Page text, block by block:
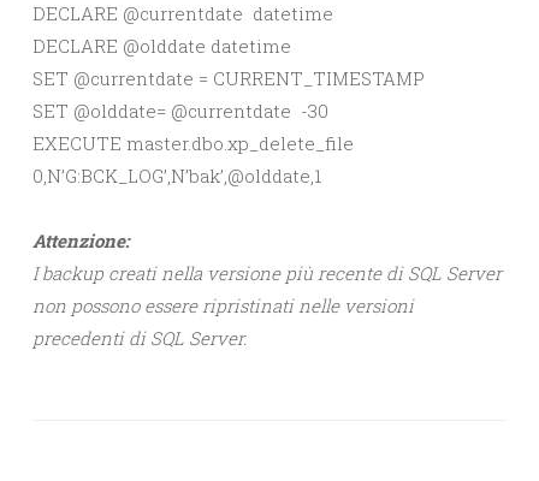
DECLARE @currentdate datetime
DECLARE @olddate datetime
SET @currentdate = CURRENT_TIMESTAMP
SET @olddate= @currentdate -30
EXECUTE master.dbo.xp_delete_file
0,N’G:BCK_LOG’,N’bak’,@olddate,1
Attenzione:
I backup creati nella versione più recente di SQL Server
non possono essere ripristinati nelle versioni
precedenti di SQL Server.